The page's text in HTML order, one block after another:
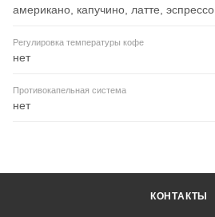
американо, капучино, латте, эспрессо
Регулировка температуры кофе
нет
Противокапельная система
нет
КОНТАКТЫ